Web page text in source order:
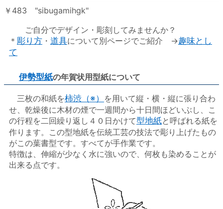
￥483 "sibugamihgk"
ご自分でデザイン・彫刻してみませんか？
＊ 彫り方 ・ 道具について別ページでご紹介 →趣味とし
て
伊勢型紙の年賀状用型紙について
三枚の和紙を柿渋（※） を用いて縦・横・縦に張り合わ
せ、乾燥後に木材の煙で一週間から十日間ほどいぶし、こ
の行程を二回繰り返し４０日かけて型地紙と呼ばれる紙を
作ります。この型地紙を伝統工芸の技法で彫り上げたもの
がこの葉書型です。すべてが手作業です。
特徴は、伸縮が少なく水に強いので、何枚も染めることが
出来る点です。